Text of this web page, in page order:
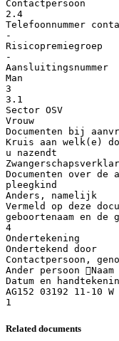
Contactpersoon
2.4
Telefoonnummer
-
Risicopremiegroep
-
Aansluitingsnummer
Man
3
3.1
Sector OSV
Vrouw
Documenten bij
Kruis aan welk(e)
u nazendt
Documenten over de
pleegkind
Anders, namelijk
Vermeld op deze
geboortenaam en de
4
Ondertekening
Ondertekend door
Contactpersoon,
Ander persoon Naam
Datum en
AG152 03192 11-10 W
Related documents